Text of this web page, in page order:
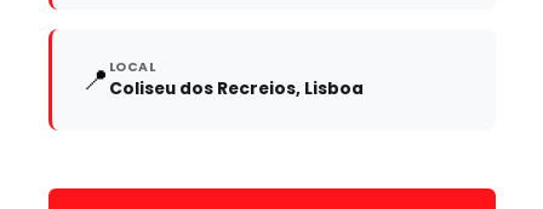
📍 LOCAL
Coliseu dos Recreios, Lisboa